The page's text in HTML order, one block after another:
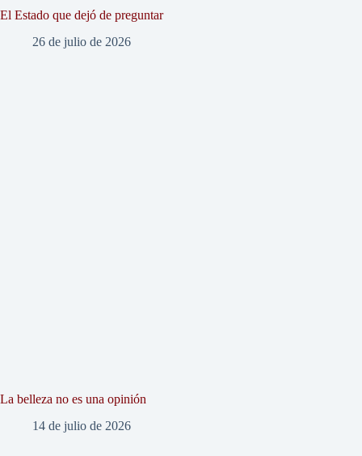
El Estado que dejó de preguntar
26 de julio de 2026
La belleza no es una opinión
14 de julio de 2026